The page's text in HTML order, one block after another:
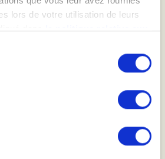
lors de votre utilisation de leurs
dansla politique relative aux
» ; vous refusez ce dépôt de
nécessaires) en cliquant sur « tout
en fonction de la finalité des
». Vous pouvez retirer votre
via notre outil de
NOS NEWSLETTERS